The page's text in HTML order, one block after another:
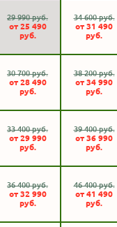
29 990руб.
от 25 490
руб.
34 600руб.
от 31 490
руб.
30 700руб.
от 28 490
руб.
38 200руб.
от 34 990
руб.
33 400руб.
от 29 990
руб.
39 400руб.
от 36 990
руб.
36 400руб.
от 32 990
руб.
46 400руб.
от 41 490
руб.